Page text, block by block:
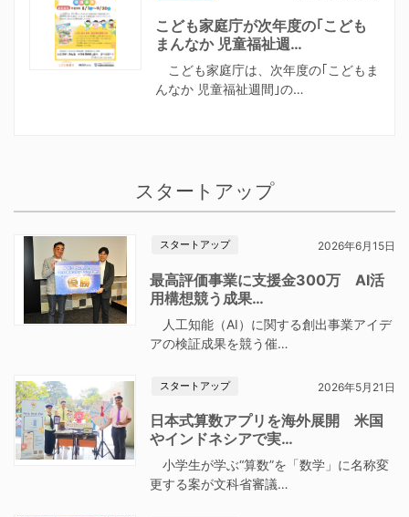
こども家庭庁が次年度の｢こども
まんなか 児童福祉週…
こども家庭庁は、次年度の｢こどもま
んなか 児童福祉週間｣の…
スタートアップ
スタートアップ 2026年6月15日
最高評価事業に支援金300万 AI活
用構想競う成果…
人工知能（AI）に関する創出事業アイデ
アの検証成果を競う催…
スタートアップ 2026年5月21日
日本式算数アプリを海外展開 米国
やインドネシアで実…
小学生が学ぶ“算数”を「数学」に名称変
更する案が文科省審議…